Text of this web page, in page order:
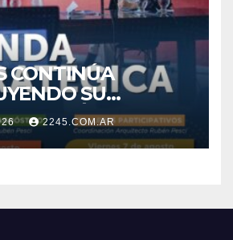
CONTINÚA
SU
CON
2245.COM.AR